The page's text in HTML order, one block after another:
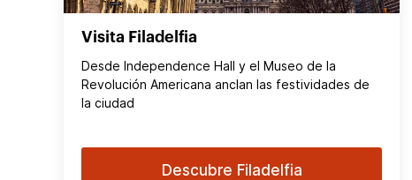
Visita Filadelfia
Desde Independence Hall y el Museo de la
Revolución Americana anclan las festividades de
la ciudad
Descubre Filadelfia